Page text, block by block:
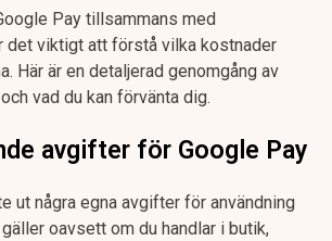
Pay tillsammans med
det viktigt att förstå vilka kostnader
Här är en detaljerad genomgång av
vad du kan förvänta dig.
avgifter för Google Pay
ut några egna avgifter för användning
oavsett om du handlar i butik,